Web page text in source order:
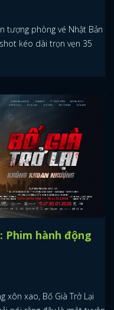
tượng phòng vé Nhật Bản
kéo dài trọn vẹn 35
Phim hành động
xôn xao, Bố Già Trở Lại